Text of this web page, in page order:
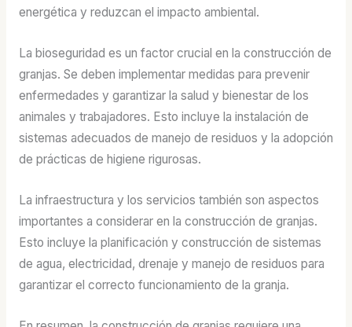
energética y reduzcan el impacto ambiental.
La bioseguridad es un factor crucial en la construcción de
granjas. Se deben implementar medidas para prevenir
enfermedades y garantizar la salud y bienestar de los
animales y trabajadores. Esto incluye la instalación de
sistemas adecuados de manejo de residuos y la adopción
de prácticas de higiene rigurosas.
La infraestructura y los servicios también son aspectos
importantes a considerar en la construcción de granjas.
Esto incluye la planificación y construcción de sistemas
de agua, electricidad, drenaje y manejo de residuos para
garantizar el correcto funcionamiento de la granja.